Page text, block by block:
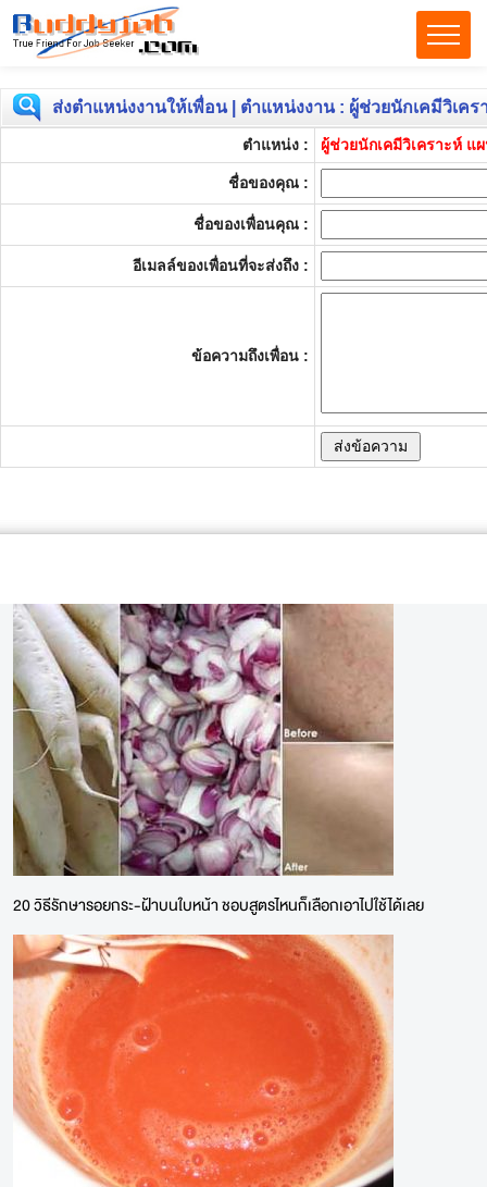
ส่งตำแหน่งงานให้เพื่อน | ตำแหน่งงาน : ผู้ช่วยนักเคมีวิเคร
ตำแหน่ง : ผู้ช่วยนักเคมีวิเคราะห์ แ
ชื่อของคุณ :
ชื่อของเพื่อนคุณ :
อีเมลล์ของเพื่อนที่จะส่งถึง :
ข้อความถึงเพื่อน :
20 วิธีรักษารอยกระ-ฝ้าบนใบหน้า ชอบสูตรไหนก็เลือกเอาไปใช้ได้เลย